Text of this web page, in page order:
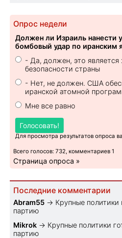
Опрос недели
Должен ли Израиль нанести
бомбовый удар по иранским
- Да, должен, это
безопасности страны
- Нет, не должен. США
иранской атомной
Мне все равно
Голосовать!
Для просмотра результатов опроса
Всего голосов: 732, комментариев 1
Страница опроса »
Последние комментарии
Abram55 → Крупные политики
партию
Mikrok → Крупные политики
партию